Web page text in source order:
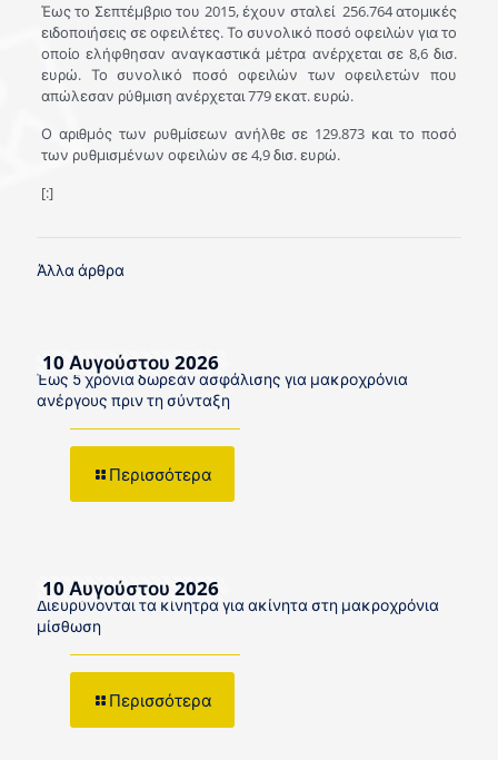
Έως το Σεπτέμβριο του 2015, έχουν σταλεί 256.764 ατομικές
ειδοποιήσεις σε οφειλέτες. Το συνολικό ποσό οφειλών για το
οποίο ελήφθησαν αναγκαστικά μέτρα ανέρχεται σε 8,6 δισ.
ευρώ. Το συνολικό ποσό οφειλών των οφειλετών που
απώλεσαν ρύθμιση ανέρχεται 779 εκατ. ευρώ.
Ο αριθμός των ρυθμίσεων ανήλθε σε 129.873 και το ποσό
των ρυθμισμένων οφειλών σε 4,9 δισ. ευρώ.
[:]
Άλλα άρθρα
10 Αυγούστου 2026
Έως 5 χρόνια δωρεάν ασφάλισης για μακροχρόνια
ανέργους πριν τη σύνταξη
Περισσότερα
10 Αυγούστου 2026
Διευρύνονται τα κίνητρα για ακίνητα στη μακροχρόνια
μίσθωση
Περισσότερα